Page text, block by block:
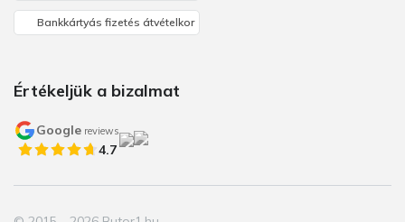
Bankkártyás fizetés átvételkor
Értékeljük a bizalmat
Google reviews
4.7